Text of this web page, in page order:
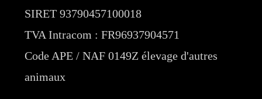
SIRET 93790457100018
TVA Intracom : FR96937904571
Code APE / NAF 0149Z élevage d'autres
animaux